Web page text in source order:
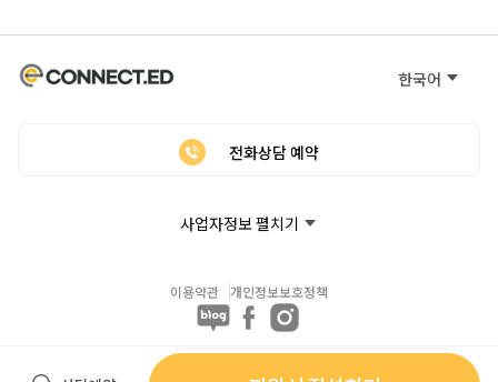
한국어
전화상담 예약
사업자정보 펼치기
이용약관 개인정보보호정책